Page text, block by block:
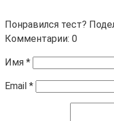
Понравился тест?
Комментарии: 0
Имя *
Email *